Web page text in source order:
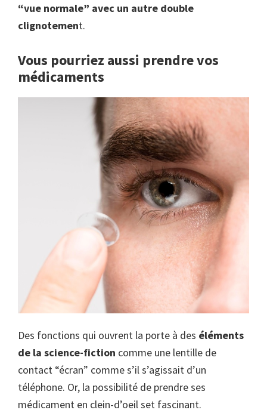
“vue normale” avec un autre double
clignotement.
Vous pourriez aussi prendre vos
médicaments
Des fonctions qui ouvrent la porte à des éléments
de la science-fiction comme une lentille de
contact “écran” comme s’il s’agissait d’un
téléphone. Or, la possibilité de prendre ses
médicament en clein-d’oeil set fascinant.